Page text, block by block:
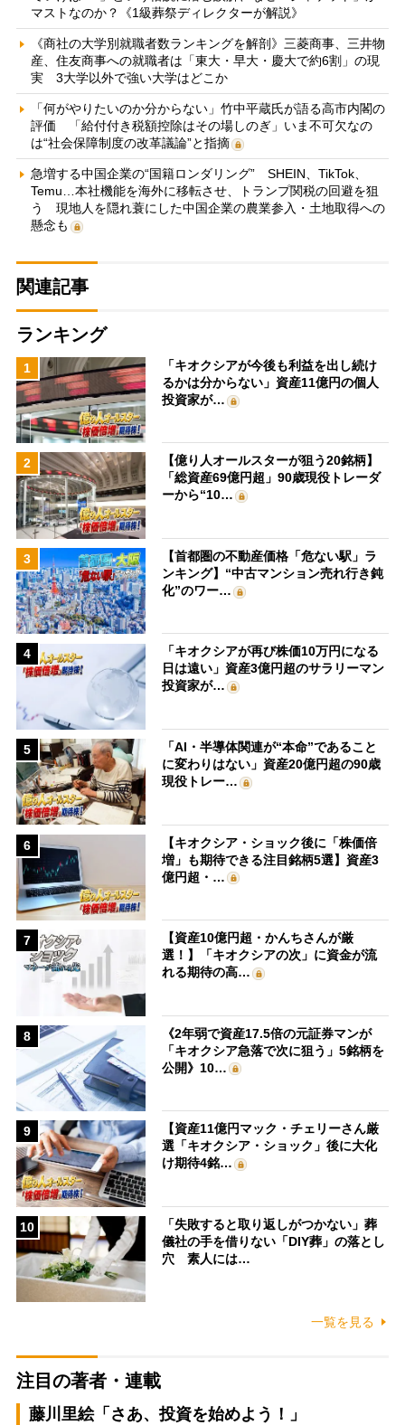
マストなのか？《1級葬祭ディレクターが解説》
《商社の大学別就職者数ランキングを解剖》三菱商事、三井物
産、住友商事への就職者は「東大・早大・慶大で約6割」の現
実 3大学以外で強い大学はどこか
「何がやりたいのか分からない」竹中平蔵氏が語る高市内閣の
評価 「給付付き税額控除はその場しのぎ」いま不可欠なの
は“社会保障制度の改革議論”と指摘
急増する中国企業の“国籍ロンダリング” SHEIN、TikTok、
Temu…本社機能を海外に移転させ、トランプ関税の回避を狙
う 現地人を隠れ蓑にした中国企業の農業参入・土地取得への
懸念も
関連記事
ランキング
1
「キオクシアが今後も利益を出し続け
るかは分からない」資産11億円の個人
投資家が…
2
【億り人オールスターが狙う20銘柄】
「総資産69億円超」90歳現役トレーダ
ーから“10…
3
【首都圏の不動産価格「危ない駅」ラ
ンキング】“中古マンション売れ行き鈍
化”のワー…
4
「キオクシアが再び株価10万円になる
日は遠い」資産3億円超のサラリーマン
投資家が…
5
「AI・半導体関連が“本命”であること
に変わりはない」資産20億円超の90歳
現役トレー…
6
【キオクシア・ショック後に「株価倍
増」も期待できる注目銘柄5選】資産3
億円超・…
7
【資産10億円超・かんちさんが厳
選！】「キオクシアの次」に資金が流
れる期待の高…
8
《2年弱で資産17.5倍の元証券マンが
「キオクシア急落で次に狙う」5銘柄を
公開》10…
9
【資産11億円マック・チェリーさん厳
選「キオクシア・ショック」後に大化
け期待4銘…
10
「失敗すると取り返しがつかない」葬
儀社の手を借りない「DIY葬」の落とし
穴 素人には…
一覧を見る
注目の著者・連載
藤川里絵「さあ、投資を始めよう！」